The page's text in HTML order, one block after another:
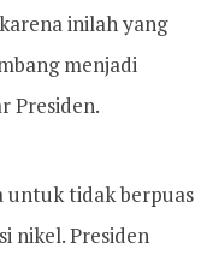
inilah yang
menjadi
Presiden.
untuk tidak berpuas
nikel. Presiden